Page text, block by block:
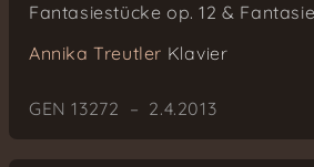
Fantasiestücke op. 12 &
Annika Treutler Klavier
GEN 13272 – 2.4.2013